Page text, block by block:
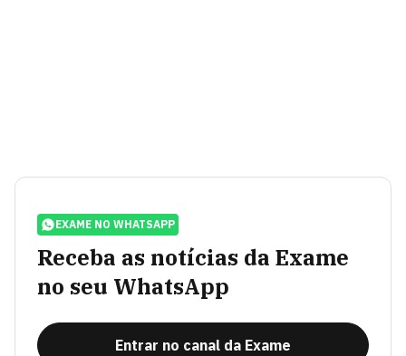
EXAME NO WHATSAPP
Receba as notícias da Exame
no seu WhatsApp
Entrar no canal da Exame